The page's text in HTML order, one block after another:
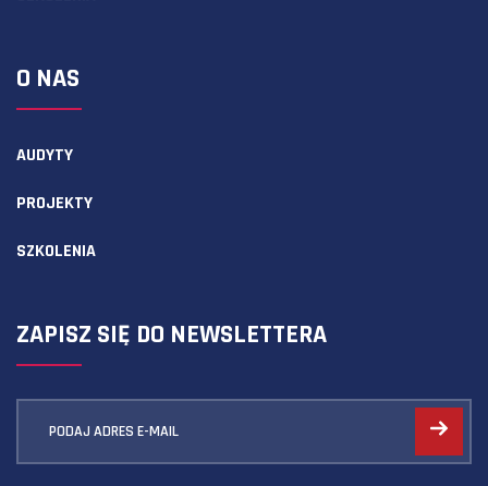
O NAS
AUDYTY
PROJEKTY
SZKOLENIA
ZAPISZ SIĘ DO NEWSLETTERA
PODAJ ADRES E-MAIL